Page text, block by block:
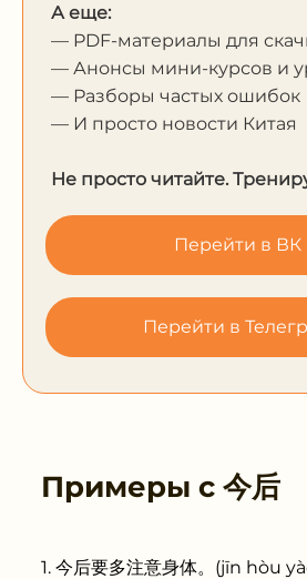
А еще:
— PDF-материалы для
— Анонсы мини-курсов и
— Разборы частых ошибок
— И просто новости Китая
Не просто читайте.
Перейти в ВК
Перейти в
Примеры с 今后
今后要多注意身体。(jīn hòu